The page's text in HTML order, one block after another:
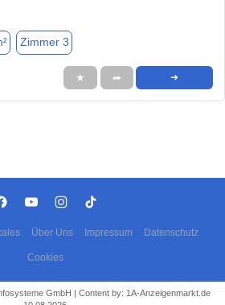
Zimmer 3
★ ➦ ➜
Über Uns Impressum Datenschutz
Cookies
GmbH | Content by: 1A-Anzeigenmarkt.de